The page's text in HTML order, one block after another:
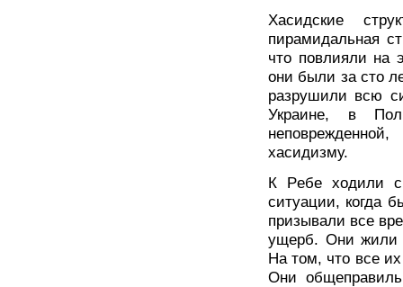
Хасидские
пирамидальная
что повлияли на
они были за сто
разрушили всю
Украине, в
хасидизму.
К Pебе ходили
ситуации, когда
призывали все
ущерб. Они жили
На том, что все
Они